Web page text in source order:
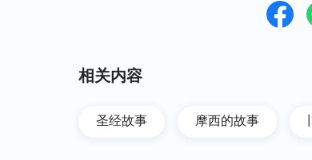
相关内容
圣经故事 摩西的故事